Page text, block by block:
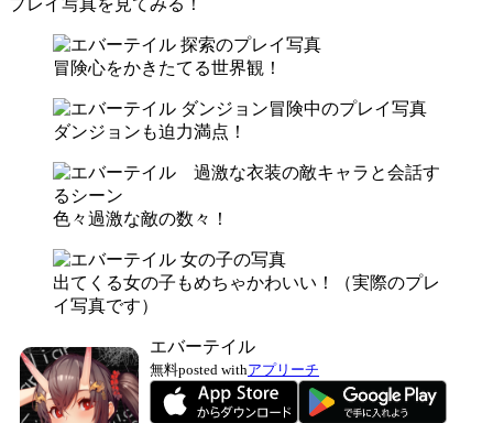
冒険心をかきたてる世界観！
ダンジョンも迫力満点！
色々過激な敵の数々！
出てくる女の子もめちゃかわいい！（実際のプレ
イ写真です）
エバーテイル
無料posted withアプリーチ